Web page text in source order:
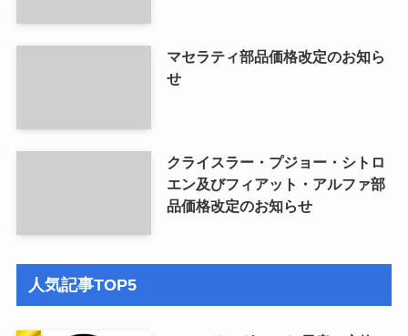
マセラティ部品価格改定のお知ら
せ
クライスラー・プジョー・シトロ
エン及びフィアット・アルファ部
品価格改定のお知らせ
人気記事TOP5